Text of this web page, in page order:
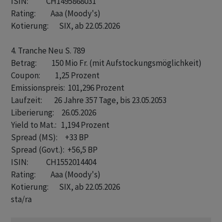
Rating:          Aaa (Moody's)
Kotierung:       SIX, ab 22.05.2026
4. Tranche Neu S. 789
Betrag:          150 Mio Fr. (mit Aufstockungsmöglichkeit)
Coupon:          1,25 Prozent
Emissionspreis:  101,296 Prozent
Laufzeit:        26 Jahre 357 Tage, bis 23.05.2053
Liberierung:     26.05.2026
Yield to Mat.:   1,194 Prozent
Spread (MS):     +33 BP
Spread (Govt.):  +56,5 BP
ISIN:            CH1552014404
Rating:          Aaa (Moody's)
sta/ra